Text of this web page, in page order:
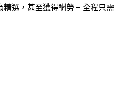
選，甚至獲得酬勞 – 全程只需